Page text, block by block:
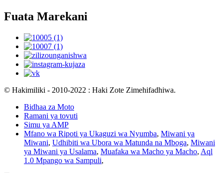
Fuata Marekani
© Hakimiliki - 2010-2022 : Haki Zote Zimehifadhiwa.
Bidhaa za Moto
Ramani ya tovuti
Simu ya AMP
Mfano wa Ripoti ya Ukaguzi wa Nyumba, Miwani ya
Miwani, Udhibiti wa Ubora wa Matunda na Mboga, Miwani
ya Miwani ya Usalama, Muafaka wa Macho ya Macho, Aql
1.0 Mpango wa Sampuli,